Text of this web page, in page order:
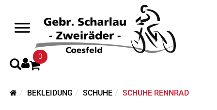
0
BEKLEIDUNG SCHUHE SCHUHE RENNRAD